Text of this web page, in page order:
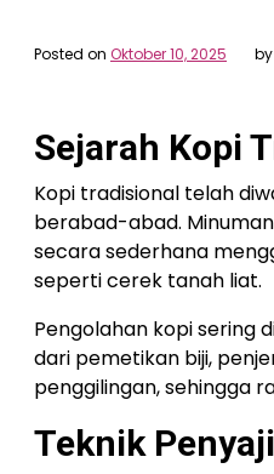
Posted on Oktober 10, 2025 by
Sejarah Kopi
Kopi tradisional telah
berabad-abad.
secara sederhana
seperti cerek tanah liat.
Pengolahan kopi sering
dari pemetikan biji,
penggilingan, sehingga
Teknik